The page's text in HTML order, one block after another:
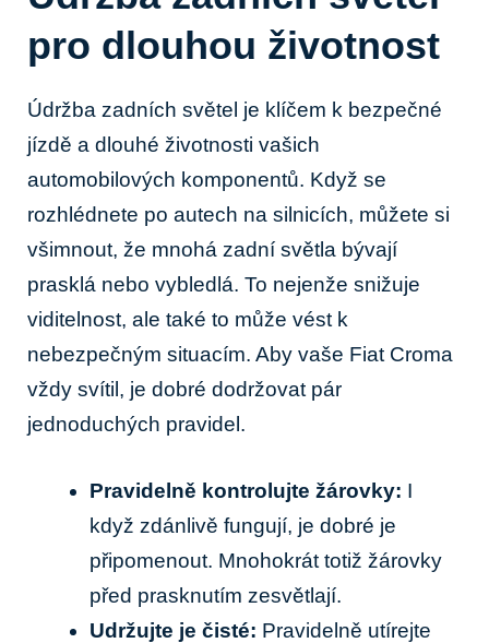
pro dlouhou životnost
Údržba zadních světel je klíčem k bezpečné
jízdě a dlouhé životnosti vašich
automobilových komponentů. Když ​se
rozhlédnete po autech na silnicích, můžete si
všimnout, že mnohá zadní světla​ bývají
prasklá nebo vybledlá. To nejenže snižuje
⁣viditelnost, ale také to může vést k
nebezpečným situacím. Aby vaše Fiat Croma
vždy svítil,⁢ je dobré dodržovat pár
jednoduchých pravidel.
Pravidelně kontrolujte žárovky: I
když zdánlivě fungují, je dobré je
připomenout.​ Mnohokrát ​totiž žárovky
před prasknutím zesvětlají.
Udržujte je čisté: Pravidelně utírejte